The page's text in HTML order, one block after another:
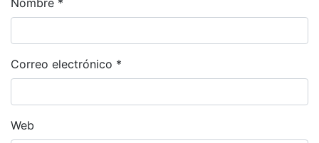
Nombre *
Correo electrónico *
Web